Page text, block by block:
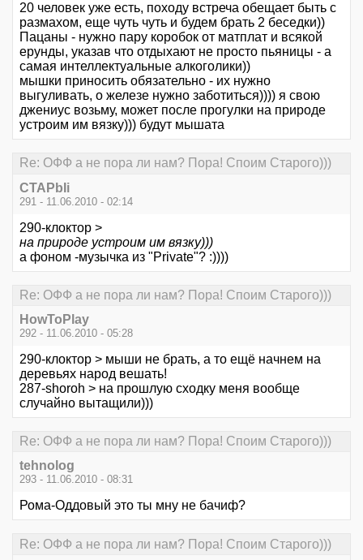
20 человек уже есть, походу встреча обещает быть с
размахом, еще чуть чуть и будем брать 2 беседки))
Пацаны - нужно пару коробок от матплат и всякой
ерунды, указав что отдыхают не просто пьяницы - а
самая интеллектуальные алкоголики))
мышки приносить обязательно - их нужно
выгуливать, о железе нужно заботиться)))) я свою
джениус возьму, может после прогулки на природе
устроим им вязку))) будут мышата
Re: ОФФ а не пора ли нам? Пора! Споим Старого)))
CTAPbIi
291 - 11.06.2010 - 02:14
290-клоктор >
на природе устроим им вязку)))
а фоном -музычка из "Private"? :))))
Re: ОФФ а не пора ли нам? Пора! Споим Старого)))
HowToPlay
292 - 11.06.2010 - 05:28
290-клоктор > мыши не брать, а то ещё начнем на
деревьях народ вешать!
287-shoroh > на прошлую сходку меня вообще
случайно вытащили)))
Re: ОФФ а не пора ли нам? Пора! Споим Старого)))
tehnolog
293 - 11.06.2010 - 08:31
Рома-Оддовый это ты мну не бачиф?
Re: ОФФ а не пора ли нам? Пора! Споим Старого)))